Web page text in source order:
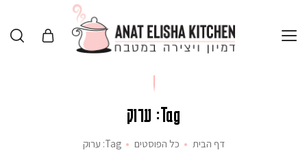
Tag: ערוק
דף הבית כל הפוסטים Tag: ערוק